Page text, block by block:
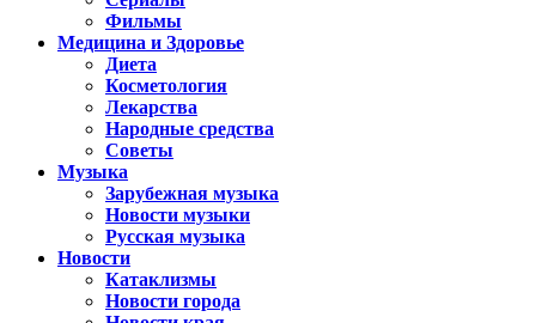
Фильмы
Медицина и Здоровье
Диета
Косметология
Лекарства
Народные средства
Советы
Музыка
Зарубежная музыка
Новости музыки
Русская музыка
Новости
Катаклизмы
Новости города